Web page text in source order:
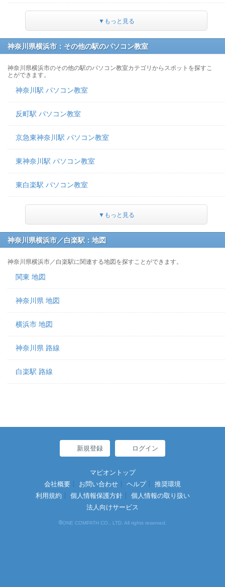
▼もっと見る
神奈川県横浜市：その他の駅のパソコン教室
神奈川県横浜市のその他の駅のパソコン教室カテゴリからスポットを探すこ
とができます。
神奈川駅 パソコン教室
反町駅 パソコン教室
京急東神奈川駅 パソコン教室
東神奈川駅 パソコン教室
東白楽駅 パソコン教室
▼もっと見る
神奈川県横浜市／白楽駅：地図
神奈川県横浜市／白楽駅に関連する地図を探すことができます。
関東 地図
神奈川県 地図
横浜市 地図
神奈川県 路線
白楽駅 路線
新規登録 ログイン
マピオントップ
会社概要
お問い合わせ ヘルプ
推奨環境
利用規約
個人情報保護方針
個人情報の取り扱い
法人向けサービス
©ONE COMPATH CO., LTD. All rights reserved.